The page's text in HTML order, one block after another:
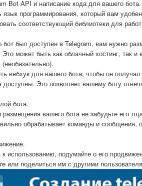
Bot API и написание кода для вашего бота.
программирования, который вам
соответствующий библиотеки для
был доступен в Telegram, вам нужно
Это может быть как облачный хостинг, так
вебхук для вашего бота, чтобы он получал
доступны. Это позволяет вашему боту
бота.
вашего бота не забудьте его
обрабатывает команды и сообщения,
использованию, подумайте о его
или поделиться им с другими